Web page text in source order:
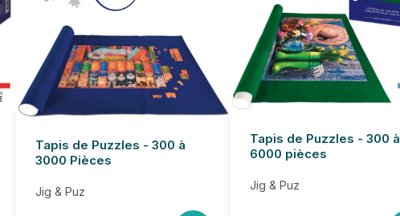
Tapis de Puzzles - 300 à
3000 Pièces
Jig & Puz
Tapis de Puzzles - 300 à
6000 pièces
Jig & Puz